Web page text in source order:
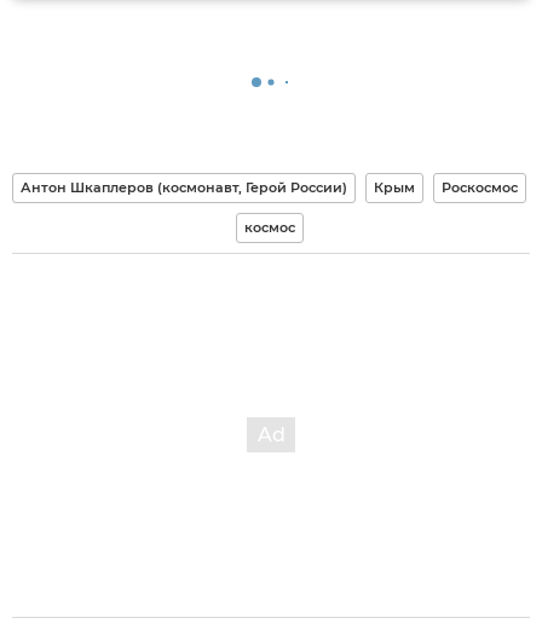
Антон Шкаплеров (космонавт, Герой России) Крым Роскосмос
космос